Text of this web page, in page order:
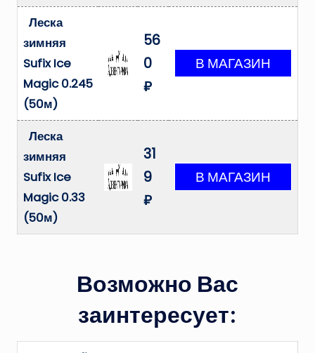
Леска
зимняя
Sufix Ice
Magic 0.245
(50м)
56
0
₽
Леска
зимняя
Sufix Ice
Magic 0.33
(50м)
31
9
₽
Возможно Вас
заинтересует: